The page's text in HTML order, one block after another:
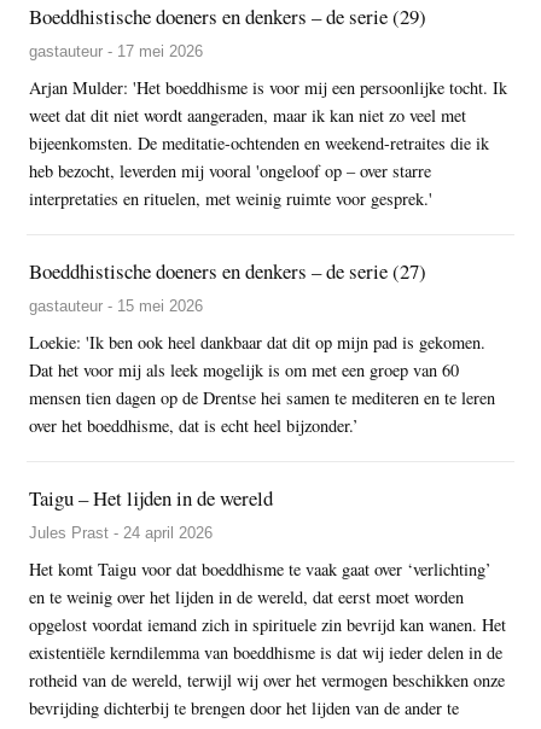
Boeddhistische doeners en denkers – de serie (29)
gastauteur - 17 mei 2026
Arjan Mulder: 'Het boeddhisme is voor mij een persoonlijke tocht. Ik
weet dat dit niet wordt aangeraden, maar ik kan niet zo veel met
bijeenkomsten. De meditatie-ochtenden en weekend-retraites die ik
heb bezocht, leverden mij vooral 'ongeloof op – over starre
interpretaties en rituelen, met weinig ruimte voor gesprek.'
Boeddhistische doeners en denkers – de serie (27)
gastauteur - 15 mei 2026
Loekie: 'Ik ben ook heel dankbaar dat dit op mijn pad is gekomen.
Dat het voor mij als leek mogelijk is om met een groep van 60
mensen tien dagen op de Drentse hei samen te mediteren en te leren
over het boeddhisme, dat is echt heel bijzonder.’
Taigu – Het lijden in de wereld
Jules Prast - 24 april 2026
Het komt Taigu voor dat boeddhisme te vaak gaat over ‘verlichting’
en te weinig over het lijden in de wereld, dat eerst moet worden
opgelost voordat iemand zich in spirituele zin bevrijd kan wanen. Het
existentiële kerndilemma van boeddhisme is dat wij ieder delen in de
rotheid van de wereld, terwijl wij over het vermogen beschikken onze
bevrijding dichterbij te brengen door het lijden van de ander te